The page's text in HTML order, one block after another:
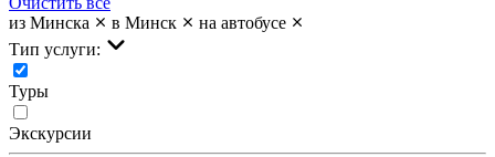
из Минска
в Минск
на автобусе
Тип услуги:
Туры
Экскурсии